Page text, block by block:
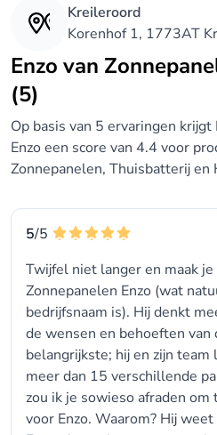
Kreileroord
Korenhof 1, 1773AT
Enzo van Zonnepanelen Enzo reviews
(5)
Op basis van 5 ervaringen krijgt
Enzo een score van 4.4 voor
Zonnepanelen, Thuisbatterij
5/5
Twijfel niet langer en maak je
Zonnepanelen Enzo (wat
bedrijfsnaam is). Hij denkt
de wensen en behoeften van
belangrijkste; hij en zijn
meer dan 15 verschillende
zou ik je sowieso afraden om
voor Enzo. Waarom? Hij